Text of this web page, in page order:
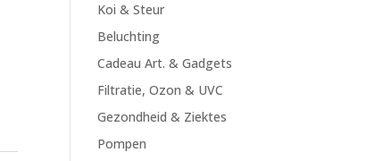
Koi & Steur
Beluchting
Cadeau Art. & Gadgets
Filtratie, Ozon & UVC
Gezondheid & Ziektes
Pompen